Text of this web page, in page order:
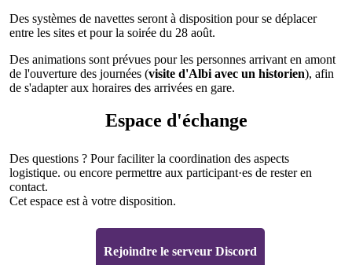
Des systèmes de navettes seront à disposition pour se déplacer
entre les sites et pour la soirée du 28 août.
Des animations sont prévues pour les personnes arrivant en amont
de l'ouverture des journées (visite d'Albi avec un historien), afin
de s'adapter aux horaires des arrivées en gare.
Espace d'échange
Des questions ? Pour faciliter la coordination des aspects
logistique. ou encore permettre aux participant·es de rester en
contact.
Cet espace est à votre disposition.
Rejoindre le serveur Discord